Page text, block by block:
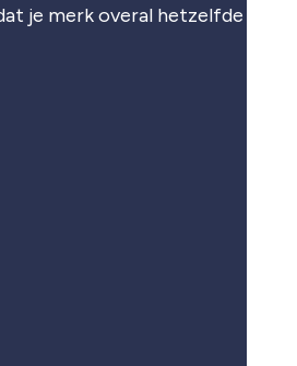
je merk overal hetzelfde voelt.